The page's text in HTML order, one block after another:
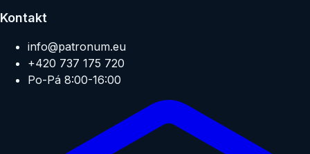
Kontakt
info@patronum.eu
+420 737 175 720
Po-Pá 8:00-16:00